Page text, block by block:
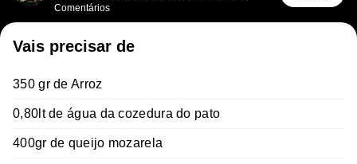
Comentários
Vais precisar de
350 gr de Arroz
0,80lt de água da cozedura do pato
400gr de queijo mozarela